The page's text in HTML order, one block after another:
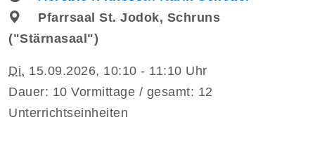
Pfarrsaal St. Jodok, Schruns
("Stärnasaal")
Di. 15.09.2026, 10:10 - 11:10 Uhr
Dauer: 10 Vormittage / gesamt: 12
Unterrichtseinheiten